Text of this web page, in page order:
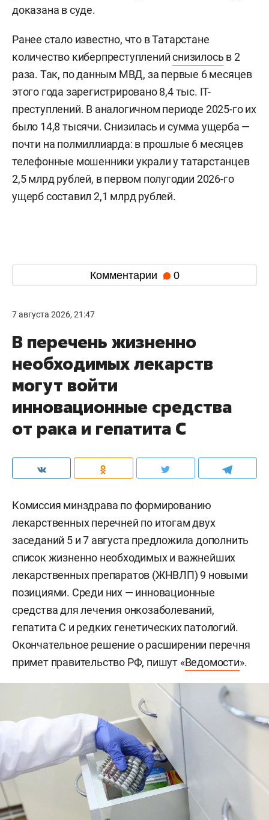
доказана в суде.
Ранее стало известно, что в Татарстане
количество киберпреступленийснизилось в 2
раза. Так, по данным МВД, за первые 6 месяцев
этого года зарегистрировано 8,4 тыс. IT-
преступлений. В аналогичном периоде 2025-го их
было 14,8 тысячи. Снизилась и сумма ущерба —
почти на полмиллиарда: в прошлые 6 месяцев
телефонные мошенники украли у татарстанцев
2,5 млрд рублей, в первом полугодии 2026-го
ущерб составил 2,1 млрд рублей.
Комментарии 0
7 августа 2026, 21:47
В перечень жизненно
необходимых лекарств
могут войти
инновационные средства
от рака и гепатита С
Комиссия минздрава по формированию
лекарственных перечней по итогам двух
заседаний 5 и 7 августа предложила дополнить
список жизненно необходимых и важнейших
лекарственных препаратов (ЖНВЛП) 9 новыми
позициями. Среди них — инновационные
средства для лечения онкозаболеваний,
гепатита С и редких генетических патологий.
Окончательное решение о расширении перечня
примет правительство РФ, пишут «Ведомости».